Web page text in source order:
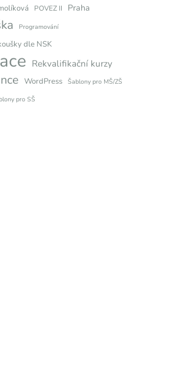
POVEZ II Praha
Programování
dle NSK
Rekvalifikační kurzy
WordPress Šablony pro MŠ/ZŠ
pro SŠ